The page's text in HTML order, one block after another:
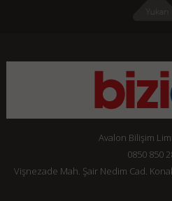
Avalon Bilişim
0850 850
Vişnezade Mah. Şair Nedim Cad.